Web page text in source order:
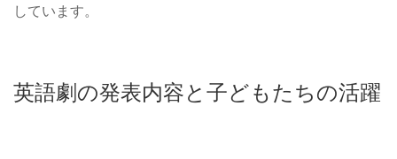
しています。
英語劇の発表内容と子どもたちの活躍